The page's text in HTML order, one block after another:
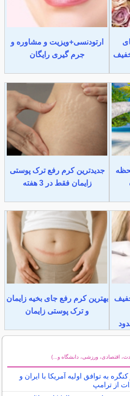
ارتودنسی+ویزیت و مشاوره و
جرم گیری رایگان
جدیدترین کرم رفع ترک پوستی
زایمان فقط در 3 هفته
25% تخفیف
بهترین کرم رفع جای بخیه زایمان
و ترک پوستی زایمان
اقتصادی، ورزشی، دانشگاه و...)
به توافق اولیه آمریکا با ایران و
از ترامپ